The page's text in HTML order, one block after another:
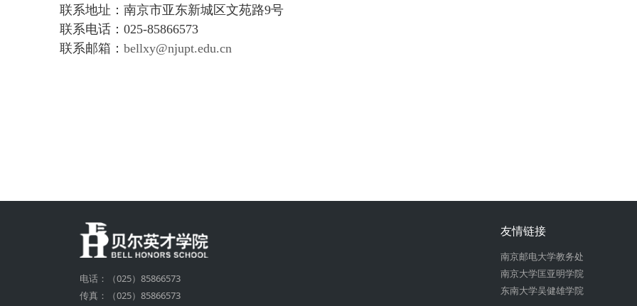
联系地址：南京市亚东新城区文苑路9号
联系电话：025-85866573
联系邮箱： bellxy@njupt.edu.cn
电话：（025）85866573
传真：（025）85866573
友情链接
南京邮电大学教务处
南京大学匡亚明学院
东南大学吴健雄学院